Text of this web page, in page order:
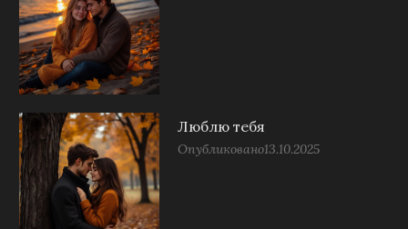
Люблю тебя
Опубликовано13.10.2025